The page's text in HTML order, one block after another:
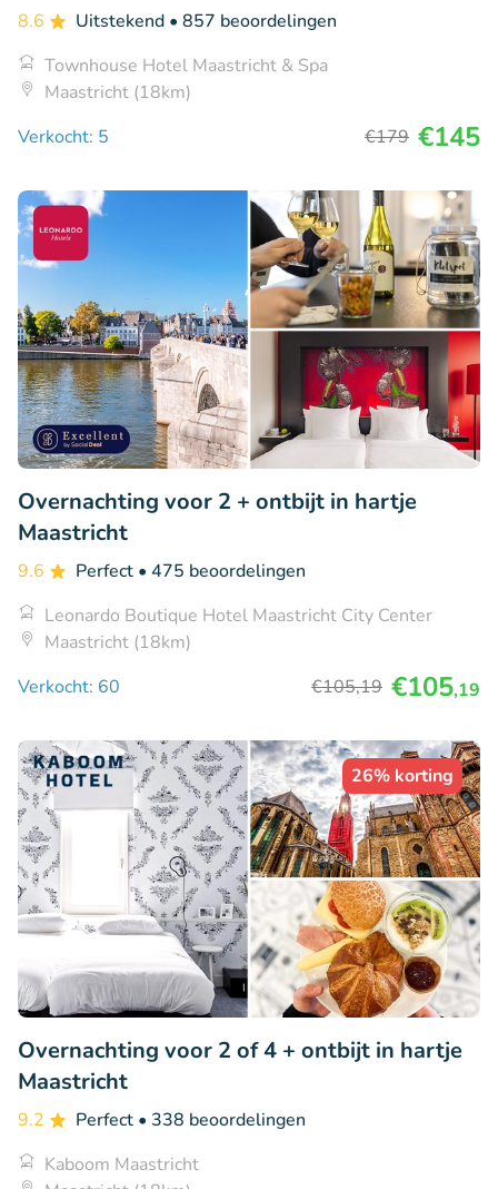
8.6 Uitstekend • 857 beoordelingen
Townhouse Hotel Maastricht & Spa
Maastricht (18km)
Verkocht: 5
€179 €145
Overnachting voor 2 + ontbijt in hartje
Maastricht
9.6 Perfect • 475 beoordelingen
Leonardo Boutique Hotel Maastricht City Center
Maastricht (18km)
Verkocht: 60
€105,19 €105,19
26% korting
Overnachting voor 2 of 4 + ontbijt in hartje
Maastricht
9.2 Perfect • 338 beoordelingen
Kaboom Maastricht